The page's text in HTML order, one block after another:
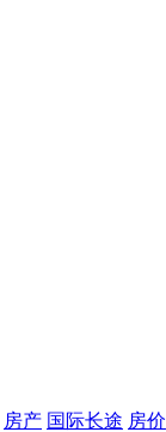
房产 国际长途 房价